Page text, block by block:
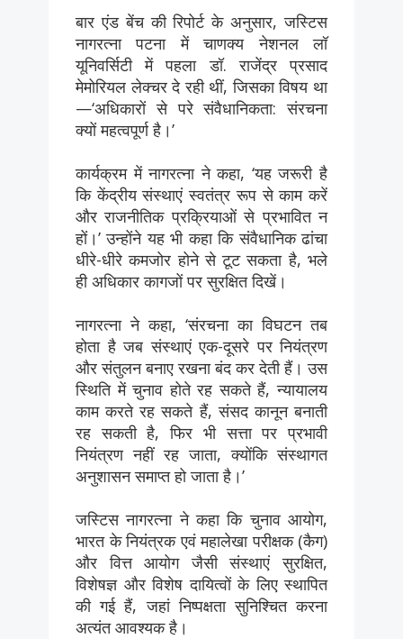
बार एंड बेंच की रिपोर्ट के अनुसार, जस्टिस
नागरत्ना पटना में चाणक्य नेशनल लॉ
यूनिवर्सिटी में पहला डॉ. राजेंद्र प्रसाद
मेमोरियल लेक्चर दे रही थीं, जिसका विषय था
—‘अधिकारों से परे संवैधानिकता: संरचना
क्यों महत्वपूर्ण है।’
कार्यक्रम में नागरत्ना ने कहा, ‘यह जरूरी है
कि केंद्रीय संस्थाएं स्वतंत्र रूप से काम करें
और राजनीतिक प्रक्रियाओं से प्रभावित न
हों।’ उन्होंने यह भी कहा कि संवैधानिक ढांचा
धीरे-धीरे कमजोर होने से टूट सकता है, भले
ही अधिकार कागजों पर सुरक्षित दिखें।
नागरत्ना ने कहा, ‘संरचना का विघटन तब
होता है जब संस्थाएं एक-दूसरे पर नियंत्रण
और संतुलन बनाए रखना बंद कर देती हैं। उस
स्थिति में चुनाव होते रह सकते हैं, न्यायालय
काम करते रह सकते हैं, संसद कानून बनाती
रह सकती है, फिर भी सत्ता पर प्रभावी
नियंत्रण नहीं रह जाता, क्योंकि संस्थागत
अनुशासन समाप्त हो जाता है।’
जस्टिस नागरत्ना ने कहा कि चुनाव आयोग,
भारत के नियंत्रक एवं महालेखा परीक्षक (कैग)
और वित्त आयोग जैसी संस्थाएं सुरक्षित,
विशेषज्ञ और विशेष दायित्वों के लिए स्थापित
की गई हैं, जहां निष्पक्षता सुनिश्चित करना
अत्यंत आवश्यक है।